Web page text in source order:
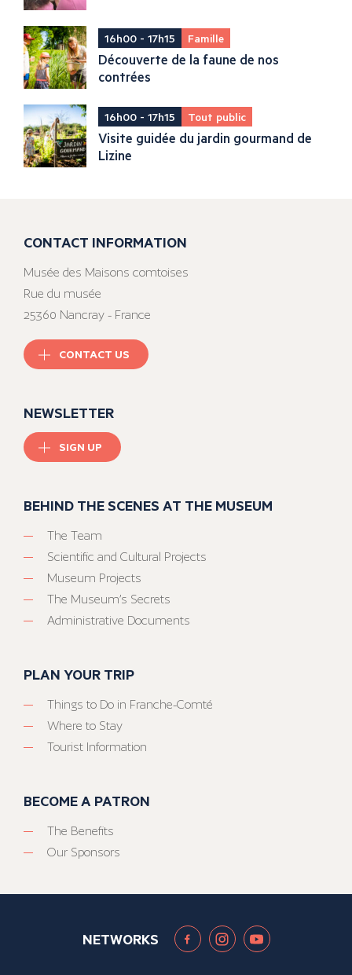
16h00 - 17h15 Famille
Découverte de la faune de nos
contrées
16h00 - 17h15 Tout public
Visite guidée du jardin gourmand de
Lizine
CONTACT INFORMATION
Musée des Maisons comtoises
Rue du musée
25360 Nancray - France
CONTACT US
NEWSLETTER
SIGN UP
BEHIND THE SCENES AT THE MUSEUM
The Team
Scientific and Cultural Projects
Museum Projects
The Museum’s Secrets
Administrative Documents
PLAN YOUR TRIP
Things to Do in Franche-Comté
Where to Stay
Tourist Information
BECOME A PATRON
The Benefits
Our Sponsors
NETWORKS